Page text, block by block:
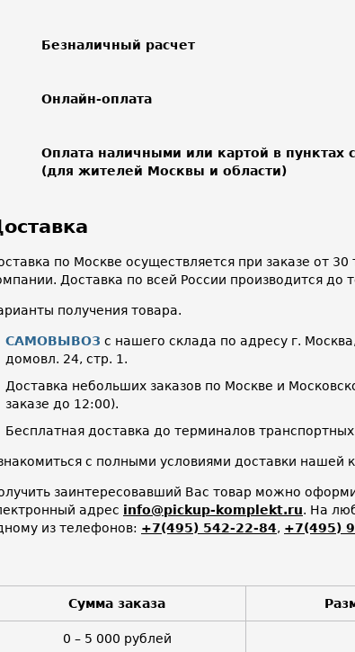
Безналичный расчет
Онлайн-оплата
Оплата наличными или картой в
(для жителей Москвы и области)
по Москве осуществляется при заказе от
Доставка по всей России производится
получения товара.
САМОВЫВОЗ с нашего склада по адресу г.
домовл. 24, стр. 1.
Доставка небольших заказов по Москве и
заказе до 12:00).
Бесплатная доставка до терминалов
с полными условиями доставки нашей
заинтересовавший Вас товар можно
адрес info@pickup-komplekt.ru. На
из телефонов: +7(495) 542-22-84, +7(495)
Сумма заказа
0 – 5 000 рублей